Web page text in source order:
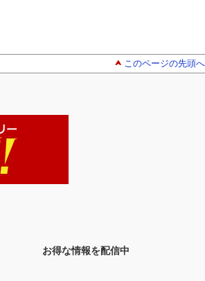
このページの先頭へ
お得な情報を配信中